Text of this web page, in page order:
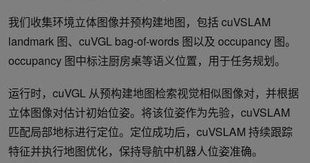
我们收集环境立体图像并预构建地图，包括 cuVSLAM
landmark 图、cuVGL bag-of-words 图以及 occupancy 图。
occupancy 图中标注厨房桌等语义位置，用于任务规划。
运行时，cuVGL 从预构建地图检索视觉相似图像对，并根据
立体图像对估计初始位姿。将该位姿作为先验，cuVSLAM
匹配局部地标进行定位。定位成功后，cuVSLAM 持续跟踪
特征并执行地图优化，保持导航中机器人位姿准确。